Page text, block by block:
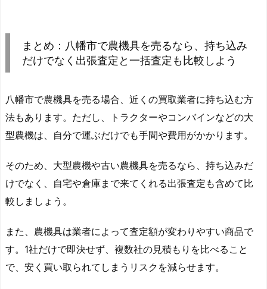
まとめ：八幡市で農機具を売るなら、持ち込み
だけでなく出張査定と一括査定も比較しよう
八幡市で農機具を売る場合、近くの買取業者に持ち込む方
法もあります。ただし、トラクターやコンバインなどの大
型農機は、自分で運ぶだけでも手間や費用がかかります。
そのため、大型農機や古い農機具を売るなら、持ち込みだ
けでなく、自宅や倉庫まで来てくれる出張査定も含めて比
較しましょう。
また、農機具は業者によって査定額が変わりやすい商品で
す。1社だけで即決せず、複数社の見積もりを比べること
で、安く買い取られてしまうリスクを減らせます。